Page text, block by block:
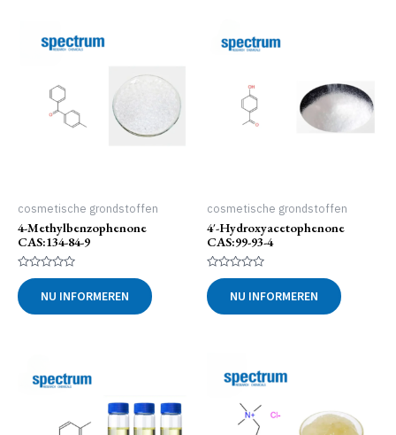
cosmetische grondstoffen
4-Methylbenzophenone
CAS:134-84-9
Gewaardeerd
0
uit
5
NU INFORMEREN
cosmetische grondstoffen
4′-Hydroxyacetophenone
CAS:99-93-4
Gewaardeerd
0
uit
5
NU INFORMEREN